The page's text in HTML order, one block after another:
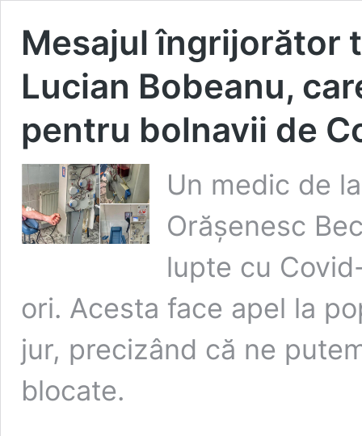
Mesajul îngrijorător
Lucian Bobeanu,
pentru bolnavii de
Un medic de
Orășenesc
lupte cu
ori. Acesta face apel la
jur, precizând că ne
blocate.